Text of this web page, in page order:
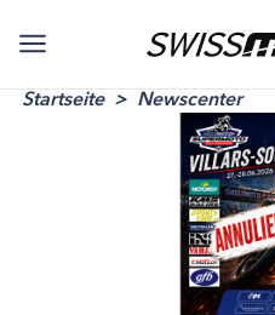
Startseite Newscenter